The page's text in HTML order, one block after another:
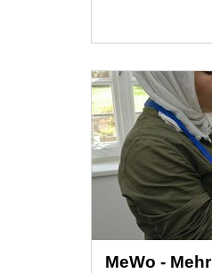
MeWo -